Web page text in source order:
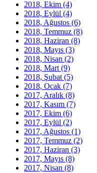
2018, Ekim (4)
2018, Eylül (4)
2018, Ağustos (6)
2018, Temmuz (8)
2018, Haziran (8)
2018, Mayıs (3)
2018, Nisan (2)
2018, Mart (9)
2018, Şubat (5)
2018, Ocak (7)
2017, Aralık (8)
2017, Kasım (7)
2017, Ekim (6)
2017, Eylül (2)
2017, Ağustos (1)
2017, Temmuz (2)
2017, Haziran (3)
2017, Mayıs (8)
2017, Nisan (8)